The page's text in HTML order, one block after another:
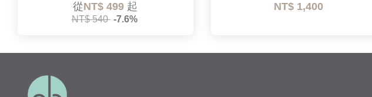
從NT$ 499 起
NT$ 540 -7.6%
NT$ 1,400